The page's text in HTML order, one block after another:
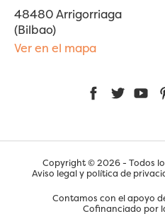
48480 Arrigorriaga
(Bilbao)
Ver en el mapa
FacebookTwitter
Copyright © 2026 - Todos
Aviso legal y política de
Contamos con el apoyo
Cofinanciado por